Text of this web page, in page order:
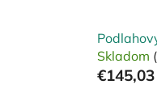
Skladom
€145,03